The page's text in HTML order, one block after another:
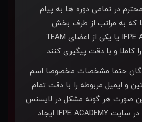
در تمامی دوره ها به پيام
كه به مراتب از طرف بخش
مدیریت IFPE ACADEMY يا يكی از اعضای TEAM
كاملا و با دقت پيگيری كنند.
حتما مشخصات مخصوصا اسم
و ايميل مربوطه را با دقت تمام
صورت هر گونه مشكل در لايسنس
و يا مشخصاتی كه در سايت IFPE ACADEMY ايجاد